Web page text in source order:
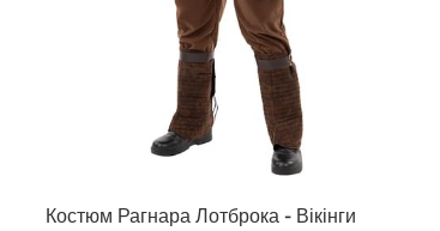
Костюм Рагнара Лотброка - Вікінги